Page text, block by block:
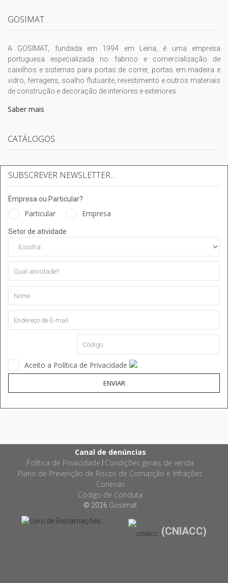
GOSIMAT
A GOSIMAT, fundada em 1994 em Leiria, é uma empresa
portuguesa especializada no fabrico e comercialização de
caixilhos e sistemas para portas de correr, portas em madeira e
vidro, ferragens, soalho flutuante, revestimento e outros materiais
de construção e decoração de interiores e exteriores.
Saber mais
CATÁLOGOS
SUBSCREVER NEWSLETTER...
Empresa ou Particular?
Particular Empresa
Setor de atividade
Aceito a Política de Privacidade
ENVIAR
Canal de denúncias
Política de Privacidade Condições gerais de venda
Plano de Prevenção de Riscos de Corrupção e Infrações
Conexas
Código de Conduta
© 2026 Gosimat
(CNIACC)